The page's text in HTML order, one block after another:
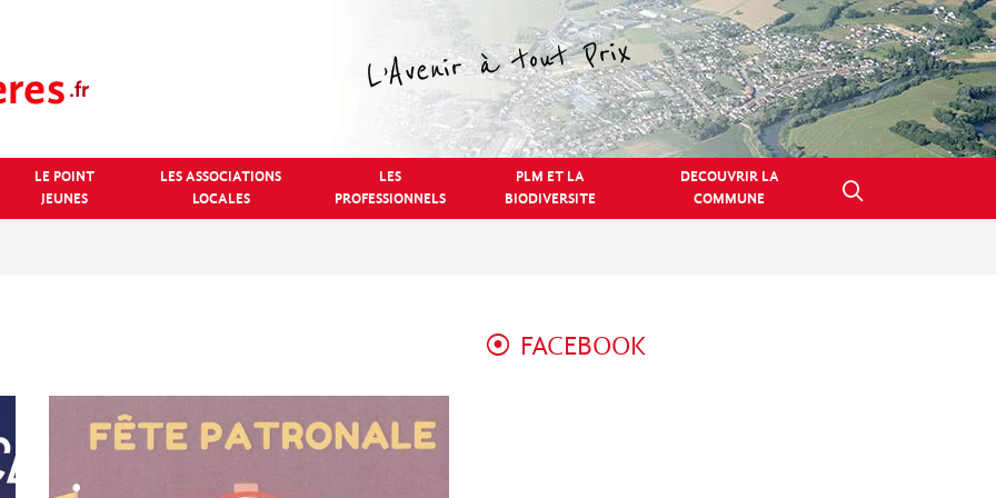
LE POINT
JEUNES
LES ASSOCIATIONS
LOCALES
LES
PROFESSIONNELS
PLM ET LA
BIODIVERSITE
DECOUVRIR LA
COMMUNE
FACEBOOK